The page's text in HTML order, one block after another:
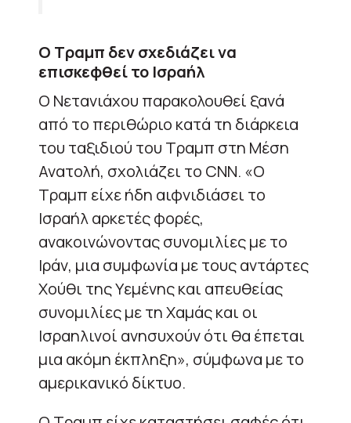
Ο Τραμπ δεν σχεδιάζει να
επισκεφθεί το Ισραήλ
Ο Νετανιάχου παρακολουθεί ξανά
από το περιθώριο κατά τη διάρκεια
του ταξιδιού του Τραμπ στη Μέση
Ανατολή, σχολιάζει το CNN. «Ο
Τραμπ είχε ήδη αιφνιδιάσει το
Ισραήλ αρκετές φορές,
ανακοινώνοντας συνομιλίες με το
Ιράν, μια συμφωνία με τους αντάρτες
Χούθι της Υεμένης και απευθείας
συνομιλίες με τη Χαμάς και οι
Ισραηλινοί ανησυχούν ότι θα έπεται
μια ακόμη έκπληξη», σύμφωνα με το
αμερικανικό δίκτυο.